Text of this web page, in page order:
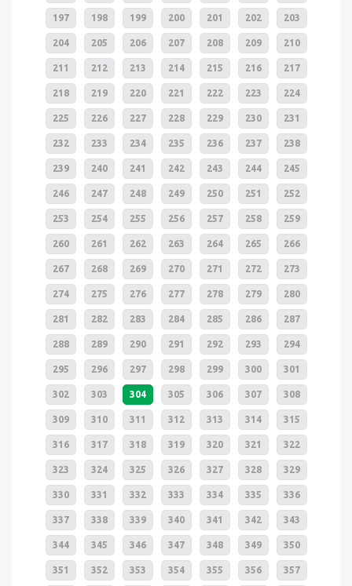
197 198 199 200 201 202 203
204 205 206 207 208 209 210
211 212 213 214 215 216 217
218 219 220 221 222 223 224
225 226 227 228 229 230 231
232 233 234 235 236 237 238
239 240 241 242 243 244 245
246 247 248 249 250 251 252
253 254 255 256 257 258 259
260 261 262 263 264 265 266
267 268 269 270 271 272 273
274 275 276 277 278 279 280
281 282 283 284 285 286 287
288 289 290 291 292 293 294
295 296 297 298 299 300 301
302 303 304 305 306 307 308
309 310 311 312 313 314 315
316 317 318 319 320 321 322
323 324 325 326 327 328 329
330 331 332 333 334 335 336
337 338 339 340 341 342 343
344 345 346 347 348 349 350
351 352 353 354 355 356 357